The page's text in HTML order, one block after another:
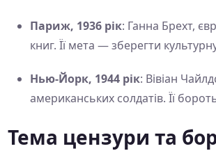
Париж, 1936 рік: Ганна Брехт,
книг. Її мета — зберегти
Нью-Йорк, 1944 рік: Вівіан
американських солдатів. Її
Тема цензури та